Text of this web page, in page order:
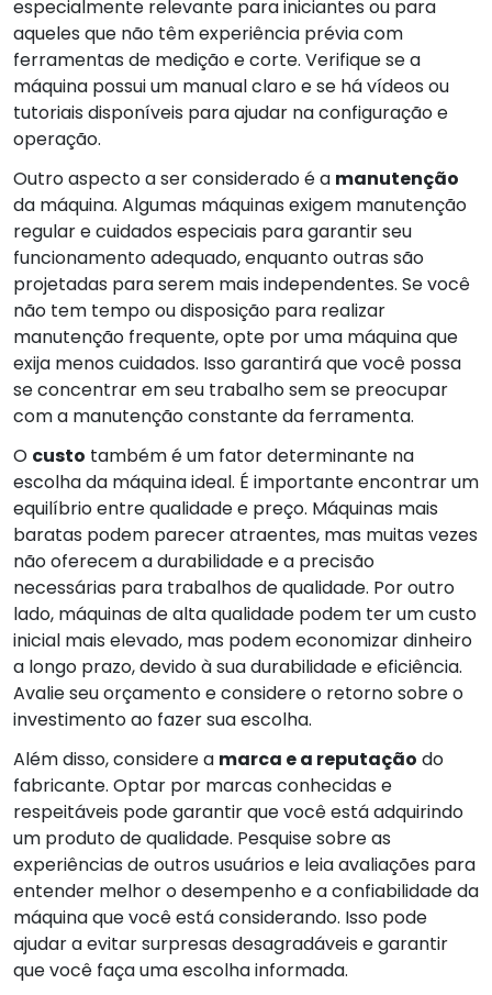
especialmente relevante para iniciantes ou para
aqueles que não têm experiência prévia com
ferramentas de medição e corte. Verifique se a
máquina possui um manual claro e se há vídeos ou
tutoriais disponíveis para ajudar na configuração e
operação.
Outro aspecto a ser considerado é a manutenção
da máquina. Algumas máquinas exigem manutenção
regular e cuidados especiais para garantir seu
funcionamento adequado, enquanto outras são
projetadas para serem mais independentes. Se você
não tem tempo ou disposição para realizar
manutenção frequente, opte por uma máquina que
exija menos cuidados. Isso garantirá que você possa
se concentrar em seu trabalho sem se preocupar
com a manutenção constante da ferramenta.
O custo também é um fator determinante na
escolha da máquina ideal. É importante encontrar um
equilíbrio entre qualidade e preço. Máquinas mais
baratas podem parecer atraentes, mas muitas vezes
não oferecem a durabilidade e a precisão
necessárias para trabalhos de qualidade. Por outro
lado, máquinas de alta qualidade podem ter um custo
inicial mais elevado, mas podem economizar dinheiro
a longo prazo, devido à sua durabilidade e eficiência.
Avalie seu orçamento e considere o retorno sobre o
investimento ao fazer sua escolha.
Além disso, considere a marca e a reputação do
fabricante. Optar por marcas conhecidas e
respeitáveis pode garantir que você está adquirindo
um produto de qualidade. Pesquise sobre as
experiências de outros usuários e leia avaliações para
entender melhor o desempenho e a confiabilidade da
máquina que você está considerando. Isso pode
ajudar a evitar surpresas desagradáveis e garantir
que você faça uma escolha informada.